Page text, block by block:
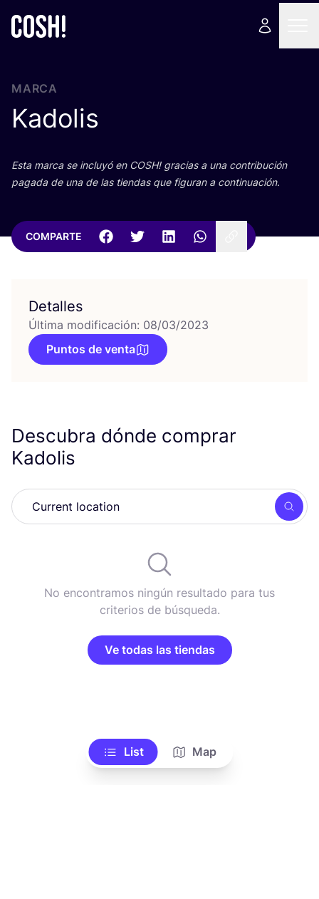
MARCA
Kadolis
Esta mar­ca se inclu­yó en COSH! gra­cias a una con­tri­bu­ción
paga­da de una de las tien­das que figu­ran a continuación.
COMPARTE
Detalles
Última modificación: 08/03/2023
Puntos de venta
Descubra dónde comprar
Kadolis
No encontramos ningún resultado para tus
criterios de búsqueda.
Ve todas las tiendas
List Map